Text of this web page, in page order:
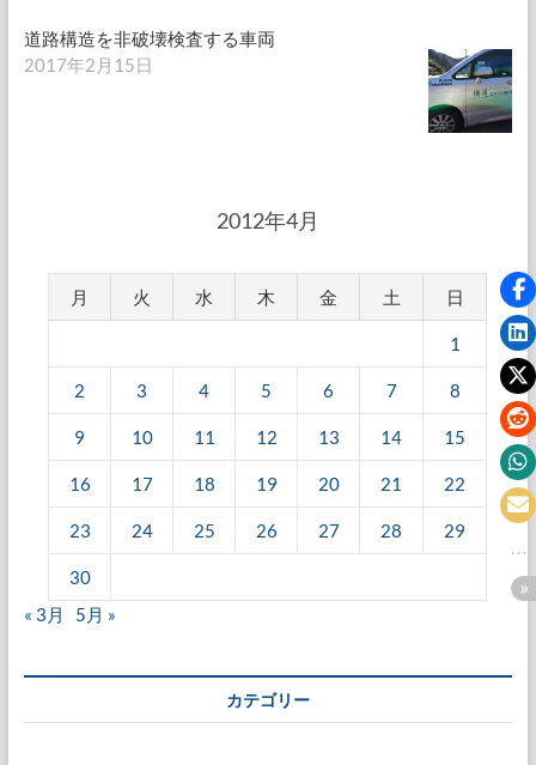
道路構造を非破壊検査する車両
2017年2月15日
2012年4月
月 火 水 木 金 土 日
1
2 3 4 5 6 7 8
9 10 11 12 13 14 15
16 17 18 19 20 21 22
23 24 25 26 27 28 29
30
« 3月
5月 »
カテゴリー